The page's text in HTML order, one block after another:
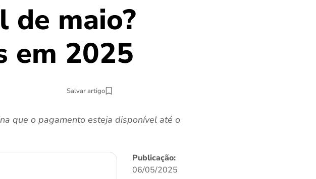
de maio?
em 2025
Salvar artigo
que o pagamento esteja disponível até o
Publicação:
06/05/2025